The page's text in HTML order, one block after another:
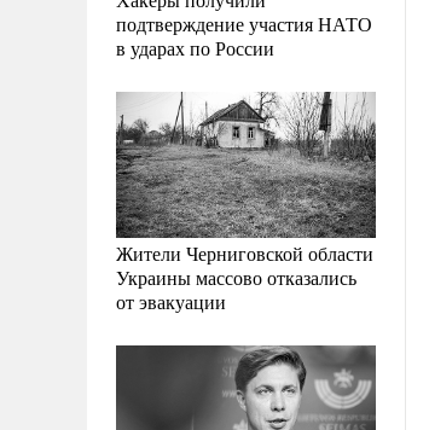
подтверждение участия НАТО
в ударах по России
Жители Черниговской области
Украины массово отказались
от эвакуации